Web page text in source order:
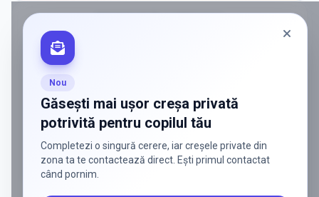
Nou
Găsești mai ușor creșa privată
potrivită pentru copilul tău
Completezi o singură cerere, iar creșele private din
zona ta te contactează direct. Ești primul contactat
când pornim.
ADS
cu familiile care au nevoie de ele — fără
reclamă generală, fără risipă.
Discută despre o colaborare